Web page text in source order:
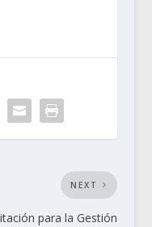
NEXT
para la Gestión